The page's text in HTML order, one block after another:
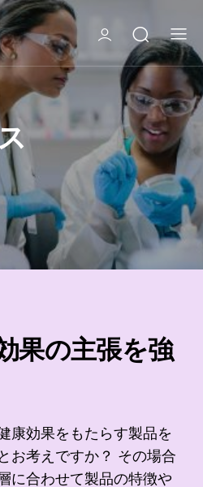
果の主張を強
康効果をもたらす製品を
お考えですか？ その場合
に合わせて製品の特徴や